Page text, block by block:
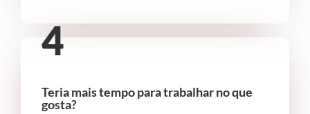
4
Teria mais tempo para trabalhar no que
gosta?